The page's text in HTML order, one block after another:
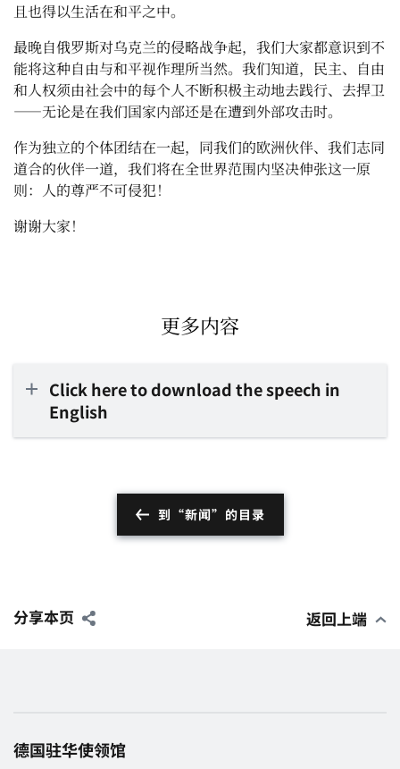
且也得以生活在和平之中。
最晚自俄罗斯对乌克兰的侵略战争起，我们大家都意识到不
能将这种自由与和平视作理所当然。我们知道，民主、自由
和人权须由社会中的每个人不断积极主动地去践行、去捍卫
——无论是在我们国家内部还是在遭到外部攻击时。
作为独立的个体团结在一起，同我们的欧洲伙伴、我们志同
道合的伙伴一道，我们将在全世界范围内坚决伸张这一原
则：人的尊严不可侵犯！
谢谢大家！
更多内容
Click here to download the speech in
English
到“新闻”的目录
分享本页 返回上端
德国驻华使领馆